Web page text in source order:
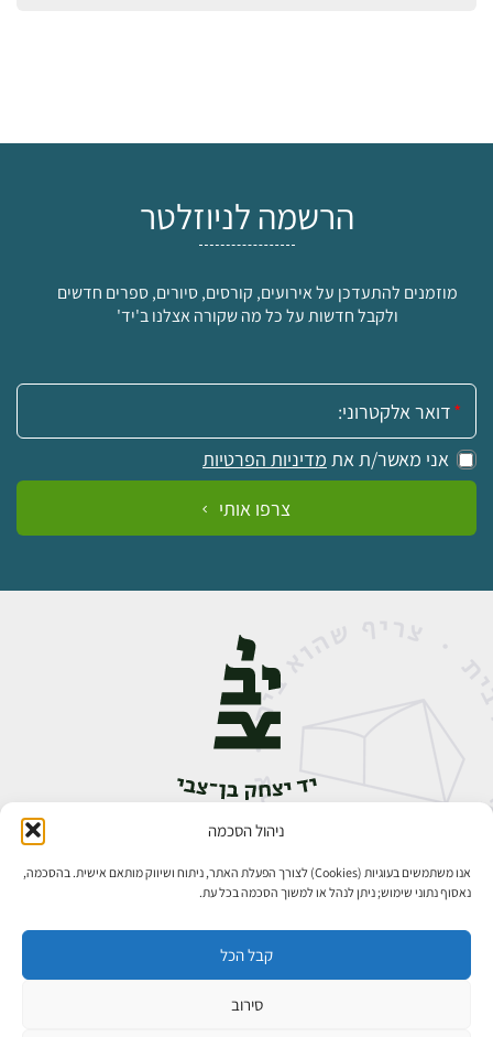
ניהול הסכמה
אנו משתמשים בעוגיות (Cookies) לצורך הפעלת האתר, ניתוח ושיווק מותאם אישית. בהסכמה,
נאסוף נתוני שימוש; ניתן לנהל או למשוך הסכמה בכל עת.
קבל הכל
סירוב
הרשמה לניוזלטר
מוזמנים להתעדכן על אירועים, קורסים, סיורים, ספרים חדשים
ולקבל חדשות על כל מה שקורה אצלנו ב'יד'
אימייל:
אני מאשר/ת את מדיניות הפרטיות
צרפו אותי
אבן גבירול 14, רחביה, ירושלים